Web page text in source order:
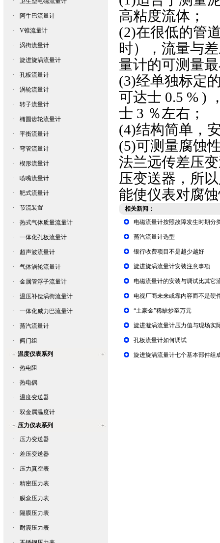
· 阿牛巴流量计
· V锥流量计
· 涡街流量计
· 旋进旋涡流量计
· 孔板流量计
· 涡轮流量计
· 转子流量计
· 椭圆齿轮流量计
· 平衡流量计
· 弯管流量计
· 楔形流量计
· 喷嘴流量计
· 靶式流量计
· 节流装置
· 热式气体质量流量计
· 一体化孔板流量计
· 超声波流量计
· 气体涡轮流量计
· 金属管浮子流量计
· 温压补偿涡街流量计
· 一体化威力巴流量计
· 蒸汽流量计
·
阀门组
温度仪表系列
·
热电阻
· 热电偶
· 温度变送器
·
双金属温度计
压力仪表系列
·
压力变送器
· 差压变送器
· 压力真空表
· 精密压力表
· 膜盒压力表
· 隔膜压力表
· 耐震压力表
高粘度流体；
(2)在很低的管
时），流量与
量计的可测量
(3)经单独标定
可达士 0.5 % )
士 3 ％左右；
(4)结构简单，
(5)可测量腐蚀
法兰远传差压
压变送器 ，所
能使仪表对腐
相关新闻：
电磁流量计按照故障发生时期分
蒸汽流量计选型
银行收费项目不是越少越好
旋进旋涡流量计安装注意事项
电磁流量计的安装与调试比其它
电视厂商未来或靠内容而不是硬
“土豪金”稀缺炒至万元
旋进漩涡流量计压力值与现场实
孔板流量计如何调试
旋进旋涡流量计七个基本部件组